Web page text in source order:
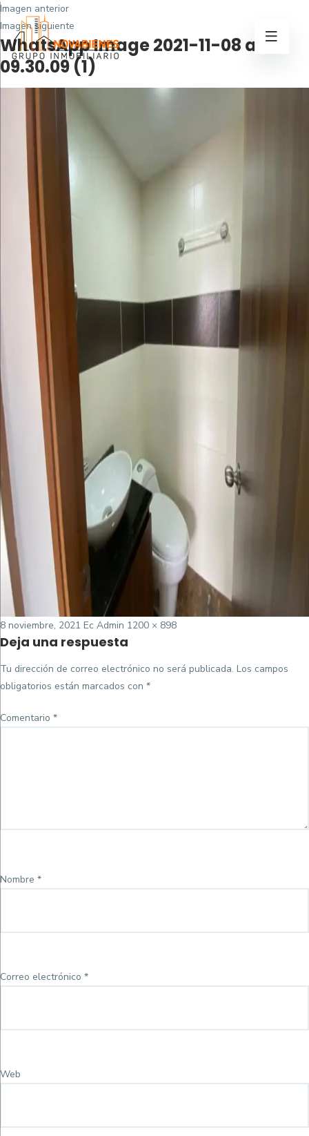
Imagen anterior
Imagen siguiente
WhatsApp Image 2021-11-08 at
09.30.09 (1)
Posted
on
8 noviembre, 2021 Ec Admin Tamaño
completo
1200 × 898
Deja una respuesta
Tu dirección de correo electrónico no será publicada. Los campos
obligatorios están marcados con *
Comentario *
Nombre *
Correo electrónico *
Web